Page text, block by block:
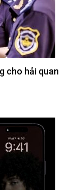
cho hải quan